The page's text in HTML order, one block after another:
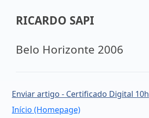
RICARDO SAPI
Belo Horizonte 2006
Enviar artigo - Certificado Digital 10h
Início (Homepage)